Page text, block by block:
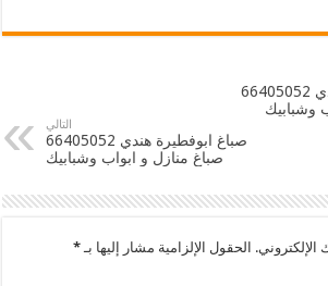
صباغ أبو حليفة هندي 66405052
وشبابيك
التالي
صباغ ابوفطيرة هندي 66405052
صباغ منازل و ابواب وشبابيك
الحقول الإلزامية مشار إليها بـ*